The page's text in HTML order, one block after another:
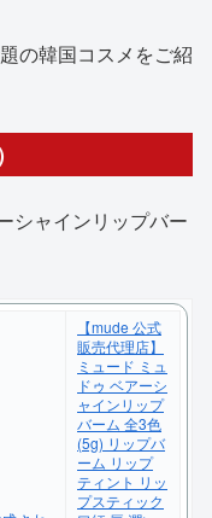
の韓国コスメをご紹
シャインリップバー
【mude 公式
販売代理店】
ミュード ミュ
ドゥ ベアーシ
ャインリップ
バーム 全3色
(5g) リップバ
ーム リップ
ティント リッ
プスティック